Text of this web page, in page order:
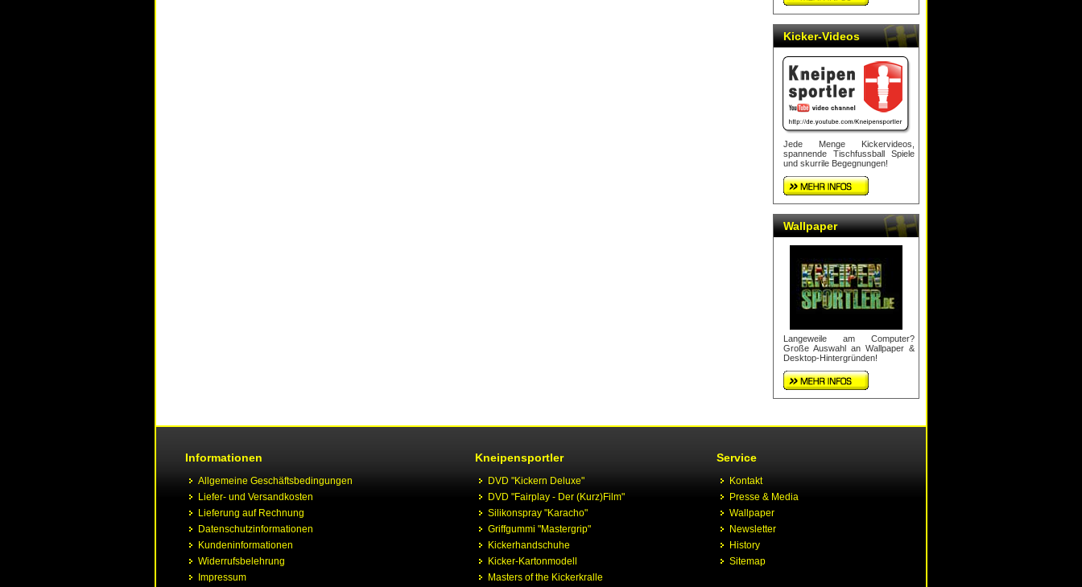
Kicker-Videos
Jede Menge Kickervideos,
spannende Tischfussball Spiele
und skurrile Begegnungen!
Wallpaper
Langeweile am Computer?
Große Auswahl an Wallpaper &
Desktop-Hintergründen!
Informationen
Allgemeine Geschäftsbedingungen
Liefer- und Versandkosten
Lieferung auf Rechnung
Datenschutzinformationen
Kundeninformationen
Widerrufsbelehrung
Impressum
Kneipensportler
DVD "Kickern Deluxe"
DVD "Fairplay - Der (Kurz)Film"
Silikonspray "Karacho"
Griffgummi "Mastergrip"
Kickerhandschuhe
Kicker-Kartonmodell
Masters of the Kickerkralle
Service
Kontakt
Presse & Media
Wallpaper
Newsletter
History
Sitemap